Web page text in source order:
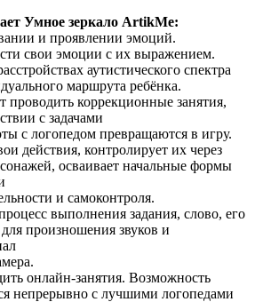
Умное зеркало ArtikMe:
и проявлении эмоций.
свои эмоции с их выражением.
аутистического спектра
маршрута ребёнка.
проводить коррекционные занятия,
с задачами
с логопедом превращаются в игру.
действия, контролирует их через
осваивает начальные формы
и самоконтроля.
выполнения задания, слово, его
произношения звуков и
онлайн-занятия. Возможность
непрерывно с лучшими логопедами